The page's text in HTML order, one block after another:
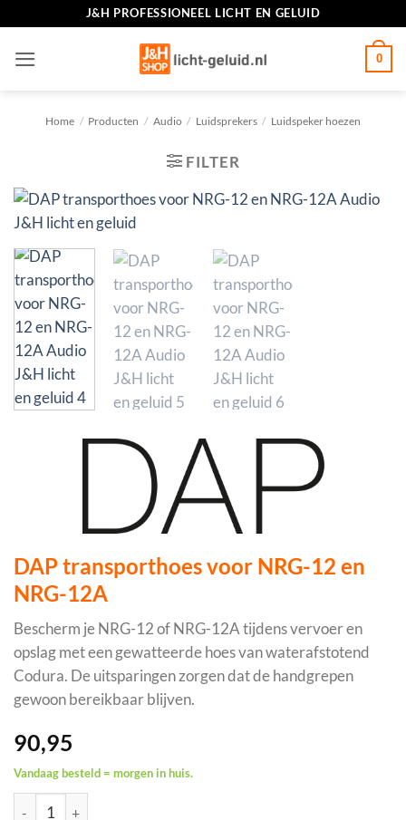
inhoud
J&H PROFESSIONEEL LICHT EN GELUID
0
Home / Producten / Audio / Luidsprekers / Luidspeker hoezen
FILTER
DAP transporthoes voor NRG-12 en
NRG-12A
Bescherm je NRG-12 of NRG-12A tijdens vervoer en
opslag met een gewatteerde hoes van waterafstotend
Codura. De uitsparingen zorgen dat de handgrepen
gewoon bereikbaar blijven.
90,95
Vandaag besteld = morgen in huis.
DAP transporthoes voor NRG-12 en NRG-12A aantal